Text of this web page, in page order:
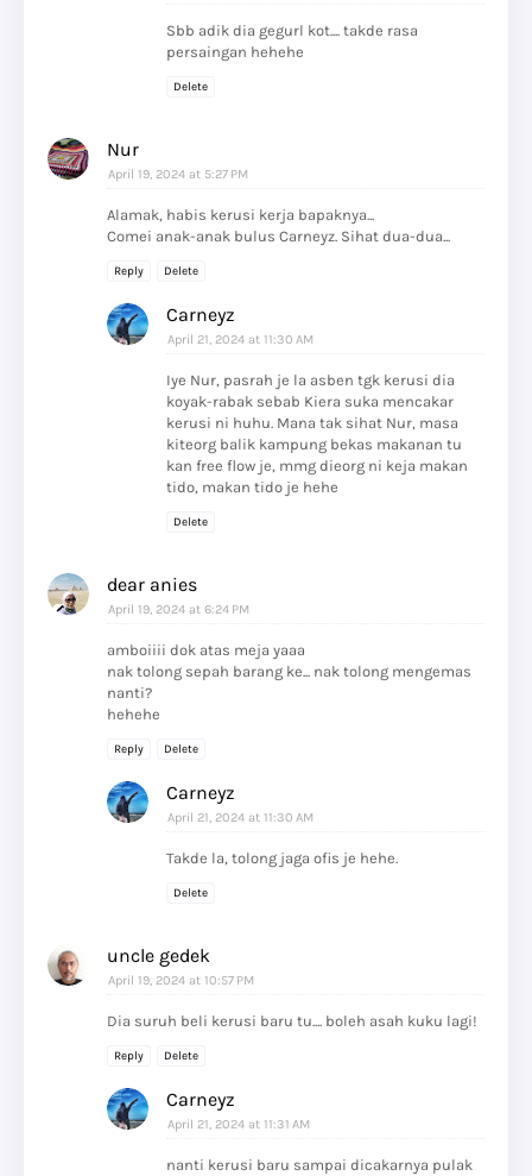
Sbb adik dia gegurl kot.... takde rasa
persaingan hehehe
Delete
Nur
April 19, 2024 at 5:27 PM
Alamak, habis kerusi kerja bapaknya...
Comei anak-anak bulus Carneyz. Sihat dua-dua...
Reply Delete
Carneyz
April 21, 2024 at 11:30 AM
Iye Nur, pasrah je la asben tgk kerusi dia
koyak-rabak sebab Kiera suka mencakar
kerusi ni huhu. Mana tak sihat Nur, masa
kiteorg balik kampung bekas makanan tu
kan free flow je, mmg dieorg ni keja makan
tido, makan tido je hehe
Delete
dear anies
April 19, 2024 at 6:24 PM
amboiiii dok atas meja yaaa
nak tolong sepah barang ke... nak tolong mengemas
nanti?
hehehe
Reply Delete
Carneyz
April 21, 2024 at 11:30 AM
Takde la, tolong jaga ofis je hehe.
Delete
uncle gedek
April 19, 2024 at 10:57 PM
Dia suruh beli kerusi baru tu.... boleh asah kuku lagi!
Reply Delete
Carneyz
April 21, 2024 at 11:31 AM
nanti kerusi baru sampai dicakarnya pulak